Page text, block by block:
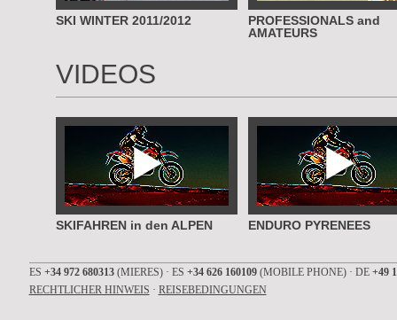
SKI WINTER 2011/2012
PROFESSIONALS and
AMATEURS
VIDEOS
SKIFAHREN in den ALPEN ENDURO PYRENEES
ES +34 972 680313(MIERES) · ES +34 626 160109(MOBILE PHONE) · DE +49
RECHTLICHER HINWEIS · REISEBEDINGUNGEN